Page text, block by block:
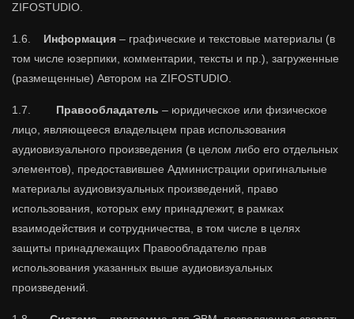
ZIFOSTUDIO.
1.6. Информация – графические и текстовые материалы (в
том числе юзерпики, комментарии, тексты и пр.), загруженные
(размещенные) Автором на ZIFOSTUDIO.
1.7. Правообладатель – юридическое или физическое
лицо, являющееся владельцем прав использования
аудиовизуального произведения (в целом либо его отдельных
элементов), предоставившее Администрации оригинальные
материалы аудиовизуальных произведений, право
использования, которых ему принадлежит, в рамках
взаимодействия и сотрудничества, в том числе в целях
защиты принадлежащих Правообладателю прав
использования указанных выше аудиовизуальных
произведений.